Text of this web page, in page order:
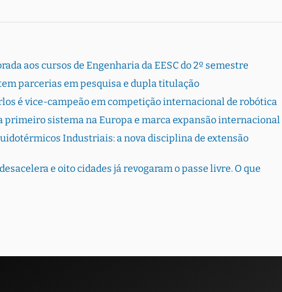
aos cursos de Engenharia da EESC do 2º semestre
parcerias em pesquisa e dupla titulação
é vice-campeão em competição internacional de robótica
primeiro sistema na Europa e marca expansão internacional
Industriais: a nova disciplina de extensão
e oito cidades já revogaram o passe livre. O que